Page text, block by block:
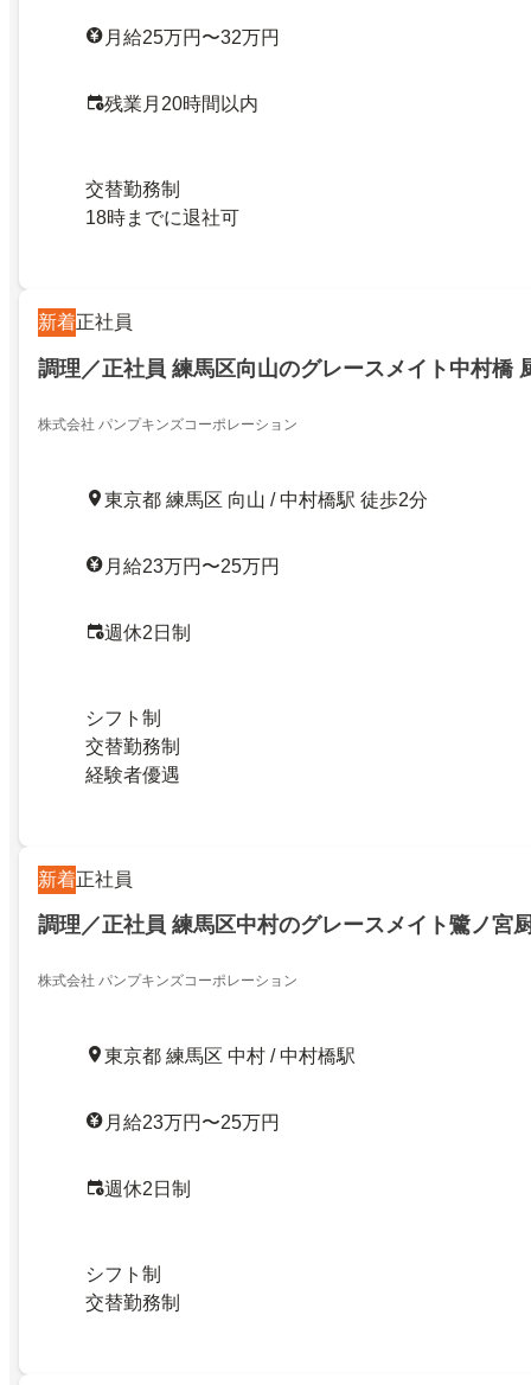
月給25万円〜32万円
残業月20時間以内
交替勤務制
18時までに退社可
新着正社員
調理／正社員 練馬区向山のグレースメイト中村橋
株式会社 パンプキンズコーポレーション
東京都 練馬区 向山 / 中村橋駅 徒歩2分
月給23万円〜25万円
週休2日制
シフト制
交替勤務制
経験者優遇
新着正社員
調理／正社員 練馬区中村のグレースメイト鷺ノ宮
株式会社 パンプキンズコーポレーション
東京都 練馬区 中村 / 中村橋駅
月給23万円〜25万円
週休2日制
シフト制
交替勤務制